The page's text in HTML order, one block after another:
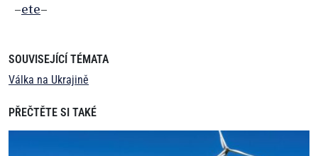
–ete–
SOUVISEJÍCÍ TÉMATA
Válka na Ukrajině
PŘEČTĚTE SI TAKÉ